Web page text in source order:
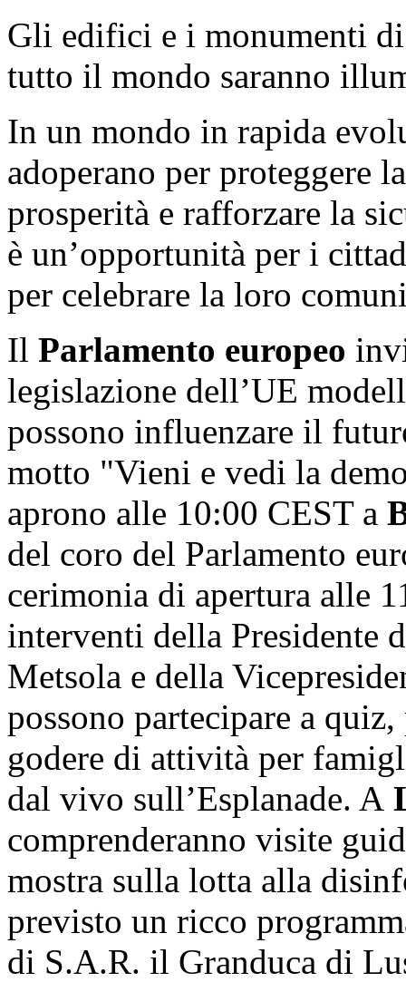
Gli edifici e i monumenti
tutto il mondo saranno
In un mondo in rapida
adoperano per proteggere
prosperità e rafforzare la
è un’opportunità per i
per celebrare la loro
Il Parlamento europeo
legislazione dell’UE
possono influenzare il
motto "Vieni e vedi la
aprono alle 10:00 CEST a
del coro del Parlamento
cerimonia di apertura alle
interventi della Presidente
Metsola e della
possono partecipare a
godere di attività per
dal vivo sull’Esplanade. A
comprenderanno visite
mostra sulla lotta alla
previsto un ricco
di S.A.R. il Granduca di